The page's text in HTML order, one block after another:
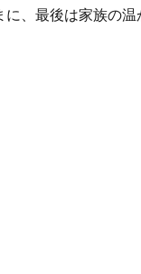
、最後は家族の